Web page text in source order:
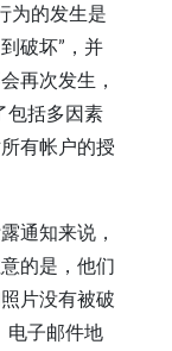
为的发生是
破坏”，并
再次发生，
包括多因素
有帐户的授
通知来说，
的是，他们
片没有被破
电子邮件地